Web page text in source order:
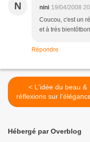
N nini 19/04/2008
Coucou, c'est un
et à très
Répondre
< L'idée du beau &
réflexions sur l'élégance
la politesse du style.
Hébergé par Overblog